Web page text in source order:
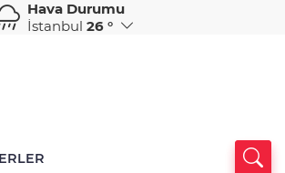
CAD
34,1883
Hava Durumu
İstanbul 26 °